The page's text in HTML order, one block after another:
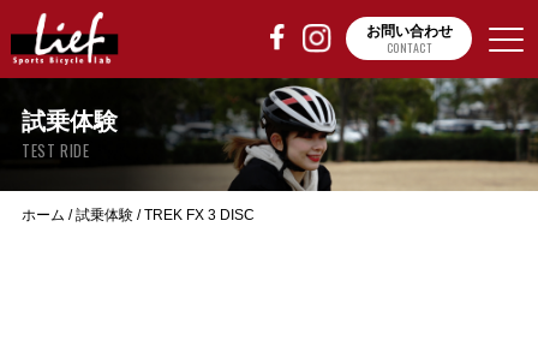
お問い合わせ
CONTACT
試乗体験
TEST RIDE
ホーム /試乗体験/TREK FX 3 DISC